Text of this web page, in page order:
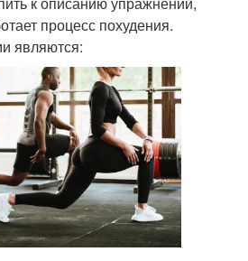
процесс похудения.
являются: